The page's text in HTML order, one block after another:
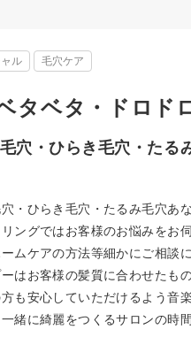
ル 毛穴ケア
タベタ・ドロド
穴・ひらき毛穴・たる
・ひらき毛穴・たるみ毛穴あ
ングではお客様のお悩みをお
ムケアの方法等細かにご相談
はお客様の髪質に合わせたも
も安心していただけるよう音
緒に綺麗をつくるサロンの時